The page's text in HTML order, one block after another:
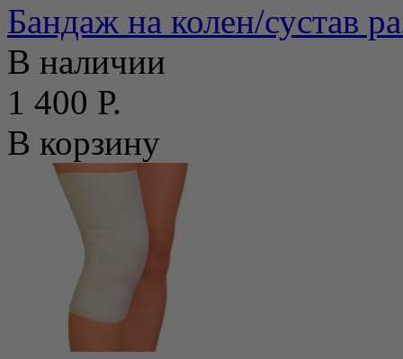
Бандаж на колен/сустав
В наличии
1 400 Р.
В корзину